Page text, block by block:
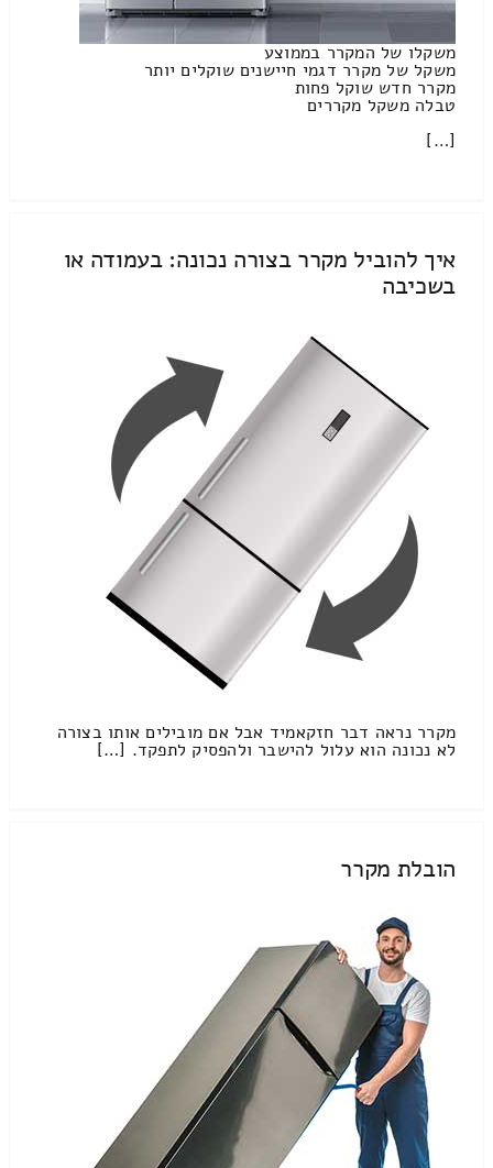
משקלו של המקרר בממוצע
משקל של מקרר דגמי חיישנים שוקלים יותר
מקרר חדש שוקל פחות
טבלה משקל מקררים
[…]
איך להוביל מקרר בצורה נכונה: בעמודה או
בשכיבה
מקרר נראה דבר חזקאמיד אבל אם מובילים אותו בצורה
לא נכונה הוא עלול להישבר ולהפסיק לתפקד. […]
הובלת מקרר